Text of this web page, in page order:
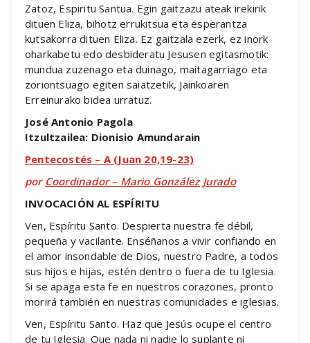
Zatoz, Espiritu Santua. Egin gaitzazu ateak irekirik
dituen Eliza, bihotz errukitsua eta esperantza
kutsakorra dituen Eliza. Ez gaitzala ezerk, ez inork
oharkabetu edo desbideratu Jesusen egitasmotik:
mundua zuzenago eta duinago, maitagarriago eta
zoriontsuago egiten saiatzetik, Jainkoaren
Erreinurako bidea urratuz.
José Antonio Pagola
Itzultzailea: Dionisio Amundarain
Pentecostés – A (Juan 20,19-23)
por Coordinador – Mario González Jurado
INVOCACIÓN AL ESPÍRITU
Ven, Espíritu Santo. Despierta nuestra fe débil,
pequeña y vacilante. Enséñanos a vivir confiando en
el amor insondable de Dios, nuestro Padre, a todos
sus hijos e hijas, estén dentro o fuera de tu Iglesia.
Si se apaga esta fe en nuestros corazones, pronto
morirá también en nuestras comunidades e iglesias.
Ven, Espíritu Santo. Haz que Jesús ocupe el centro
de tu Iglesia. Que nada ni nadie lo suplante ni